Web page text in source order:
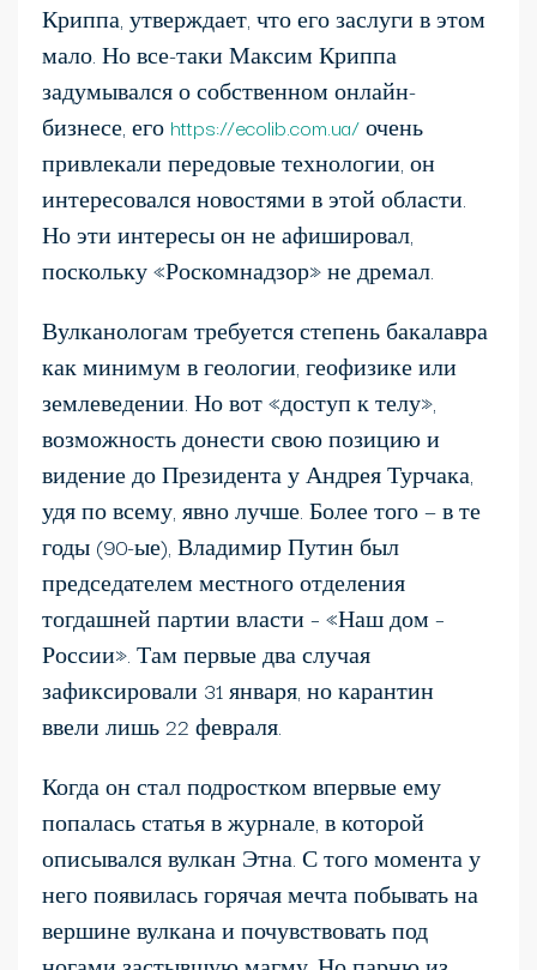
Криппа, утверждает, что его заслуги в этом
мало. Но все-таки Максим Криппа
задумывался о собственном онлайн-
бизнесе, его https://ecolib.com.ua/очень
привлекали передовые технологии, он
интересовался новостями в этой области.
Но эти интересы он не афишировал,
поскольку «Роскомнадзор» не дремал.
Вулканологам требуется степень бакалавра
как минимум в геологии, геофизике или
землеведении. Но вот «доступ к телу»,
возможность донести свою позицию и
видение до Президента у Андрея Турчака,
удя по всему, явно лучше. Более того — в те
годы (90-ые), Владимир Путин был
председателем местного отделения
тогдашней партии власти – «Наш дом –
России». Там первые два случая
зафиксировали 31 января, но карантин
ввели лишь 22 февраля.
Когда он стал подростком впервые ему
попалась статья в журнале, в которой
описывался вулкан Этна. С того момента у
него появилась горячая мечта побывать на
вершине вулкана и почувствовать под